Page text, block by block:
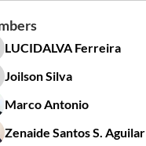
Ferreira
LUCIDALVA Ferreira
Silva
Joilson Silva
Marco Antonio
Zenaide Santos S. Aguilar